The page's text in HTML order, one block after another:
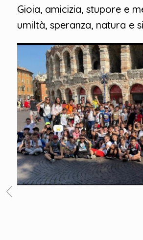
Gioia, amicizia, stupore e
umiltà, speranza, natura e